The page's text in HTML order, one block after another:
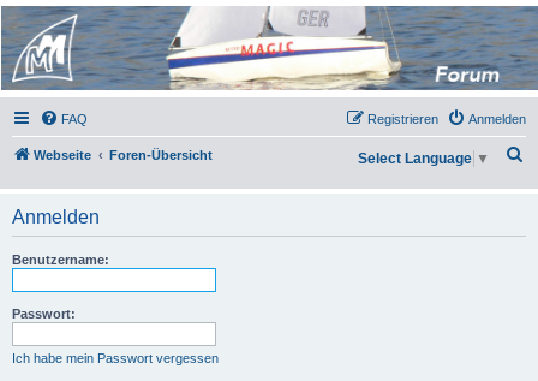
Micro Magic Forum
Deutschland
FAQ Anmelden
Registrieren
Webseite Foren-Übersicht
h
Select Language ▼
Anmelden
Benutzername:
Passwort:
Ich habe mein Passwort vergessen